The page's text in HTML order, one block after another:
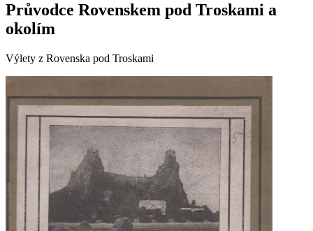
Průvodce Rovenskem pod Troskami a
okolím
Výlety z Rovenska pod Troskami